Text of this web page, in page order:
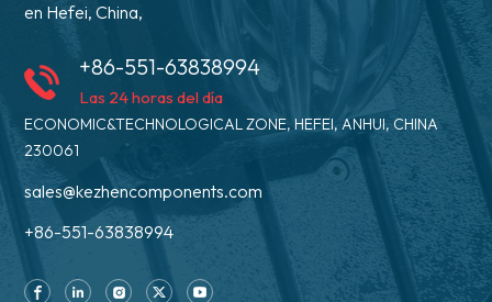
en Hefei, China,
+86-551-63838994
Las 24 horas del día
ECONOMIC&TECHNOLOGICAL ZONE, HEFEI, ANHUI, CHINA
230061
sales@kezhencomponents.com
+86-551-63838994